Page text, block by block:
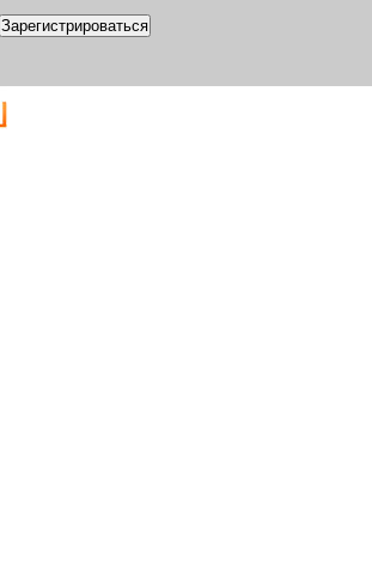
Зарегистрироваться